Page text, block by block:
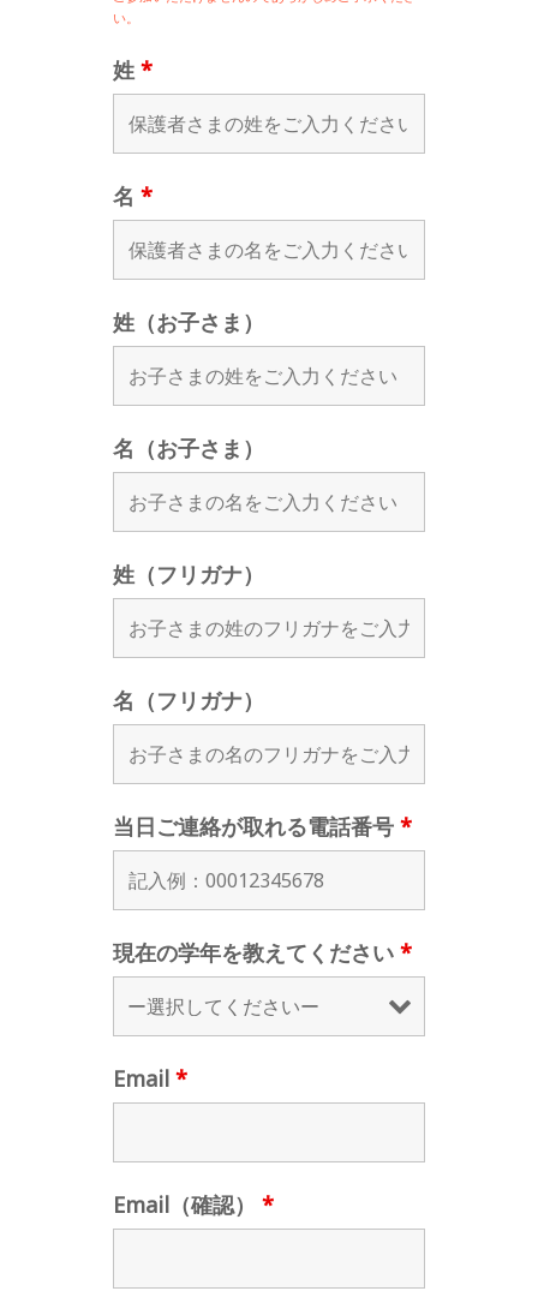
い。
姓 *
名 *
姓（お子さま）
名（お子さま）
姓（フリガナ）
名（フリガナ）
当日ご連絡が取れる電話番号 *
現在の学年を教えてください *
Email *
Email（確認） *